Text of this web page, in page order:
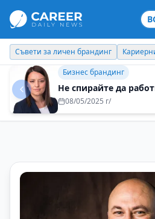
Кариерни съвети Новини Нови
Бизнес брандинг
Всяка задача трябва
100% отдаденост
08/05/2025 г/